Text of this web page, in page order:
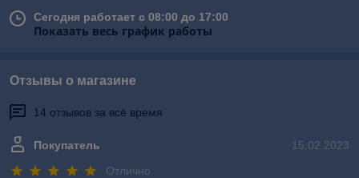
Сегодня работает с 08:00 до 17:00
Показать весь график работы
Отзывы о магазине
14 отзывов за всё время
15.02.2023
Покупатель
Отлично